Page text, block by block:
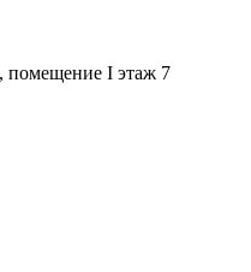
помещение I этаж 7